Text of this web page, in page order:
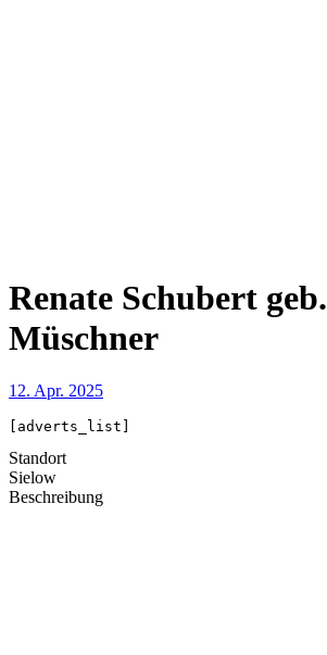
Renate Schubert geb.
Müschner
12. Apr. 2025
[adverts_list]
Standort
Sielow
Beschreibung